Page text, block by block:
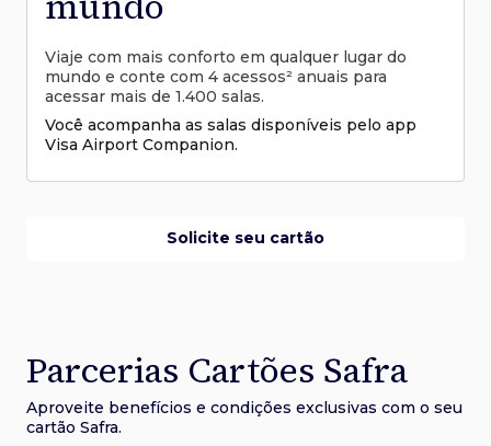
Viaje com mais conforto em qualquer lugar do
mundo e conte com 4 acessos² anuais para
acessar mais de 1.400 salas.
Você acompanha as salas disponíveis pelo app
Visa Airport Companion.
Solicite seu cartão
Parcerias Cartões Safra
Aproveite benefícios e condições exclusivas com o seu
cartão Safra.